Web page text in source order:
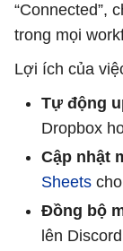
“Connected”,
trong mọi
Lợi ích của
Tự động
Dropbox
Cập nhật
Sheets
Đồng bộ
lên